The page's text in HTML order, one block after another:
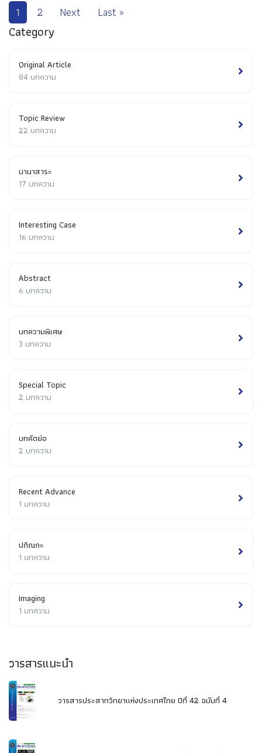
1 2 Next Last »
Category
Original Article
84 บทความ
Topic Review
22 บทความ
นานาสาระ
17 บทความ
Interesting Case
16 บทความ
Abstract
6 บทความ
บทความพิเศษ
3 บทความ
Special Topic
2 บทความ
บทคัดย่อ
2 บทความ
Recent Advance
1 บทความ
ปกิณกะ
1 บทความ
Imaging
1 บทความ
วารสารแนะนำ
วารสารประสาทวิทยาแห่งประเทศไทย ปีที่ 42 ฉบับที่ 4